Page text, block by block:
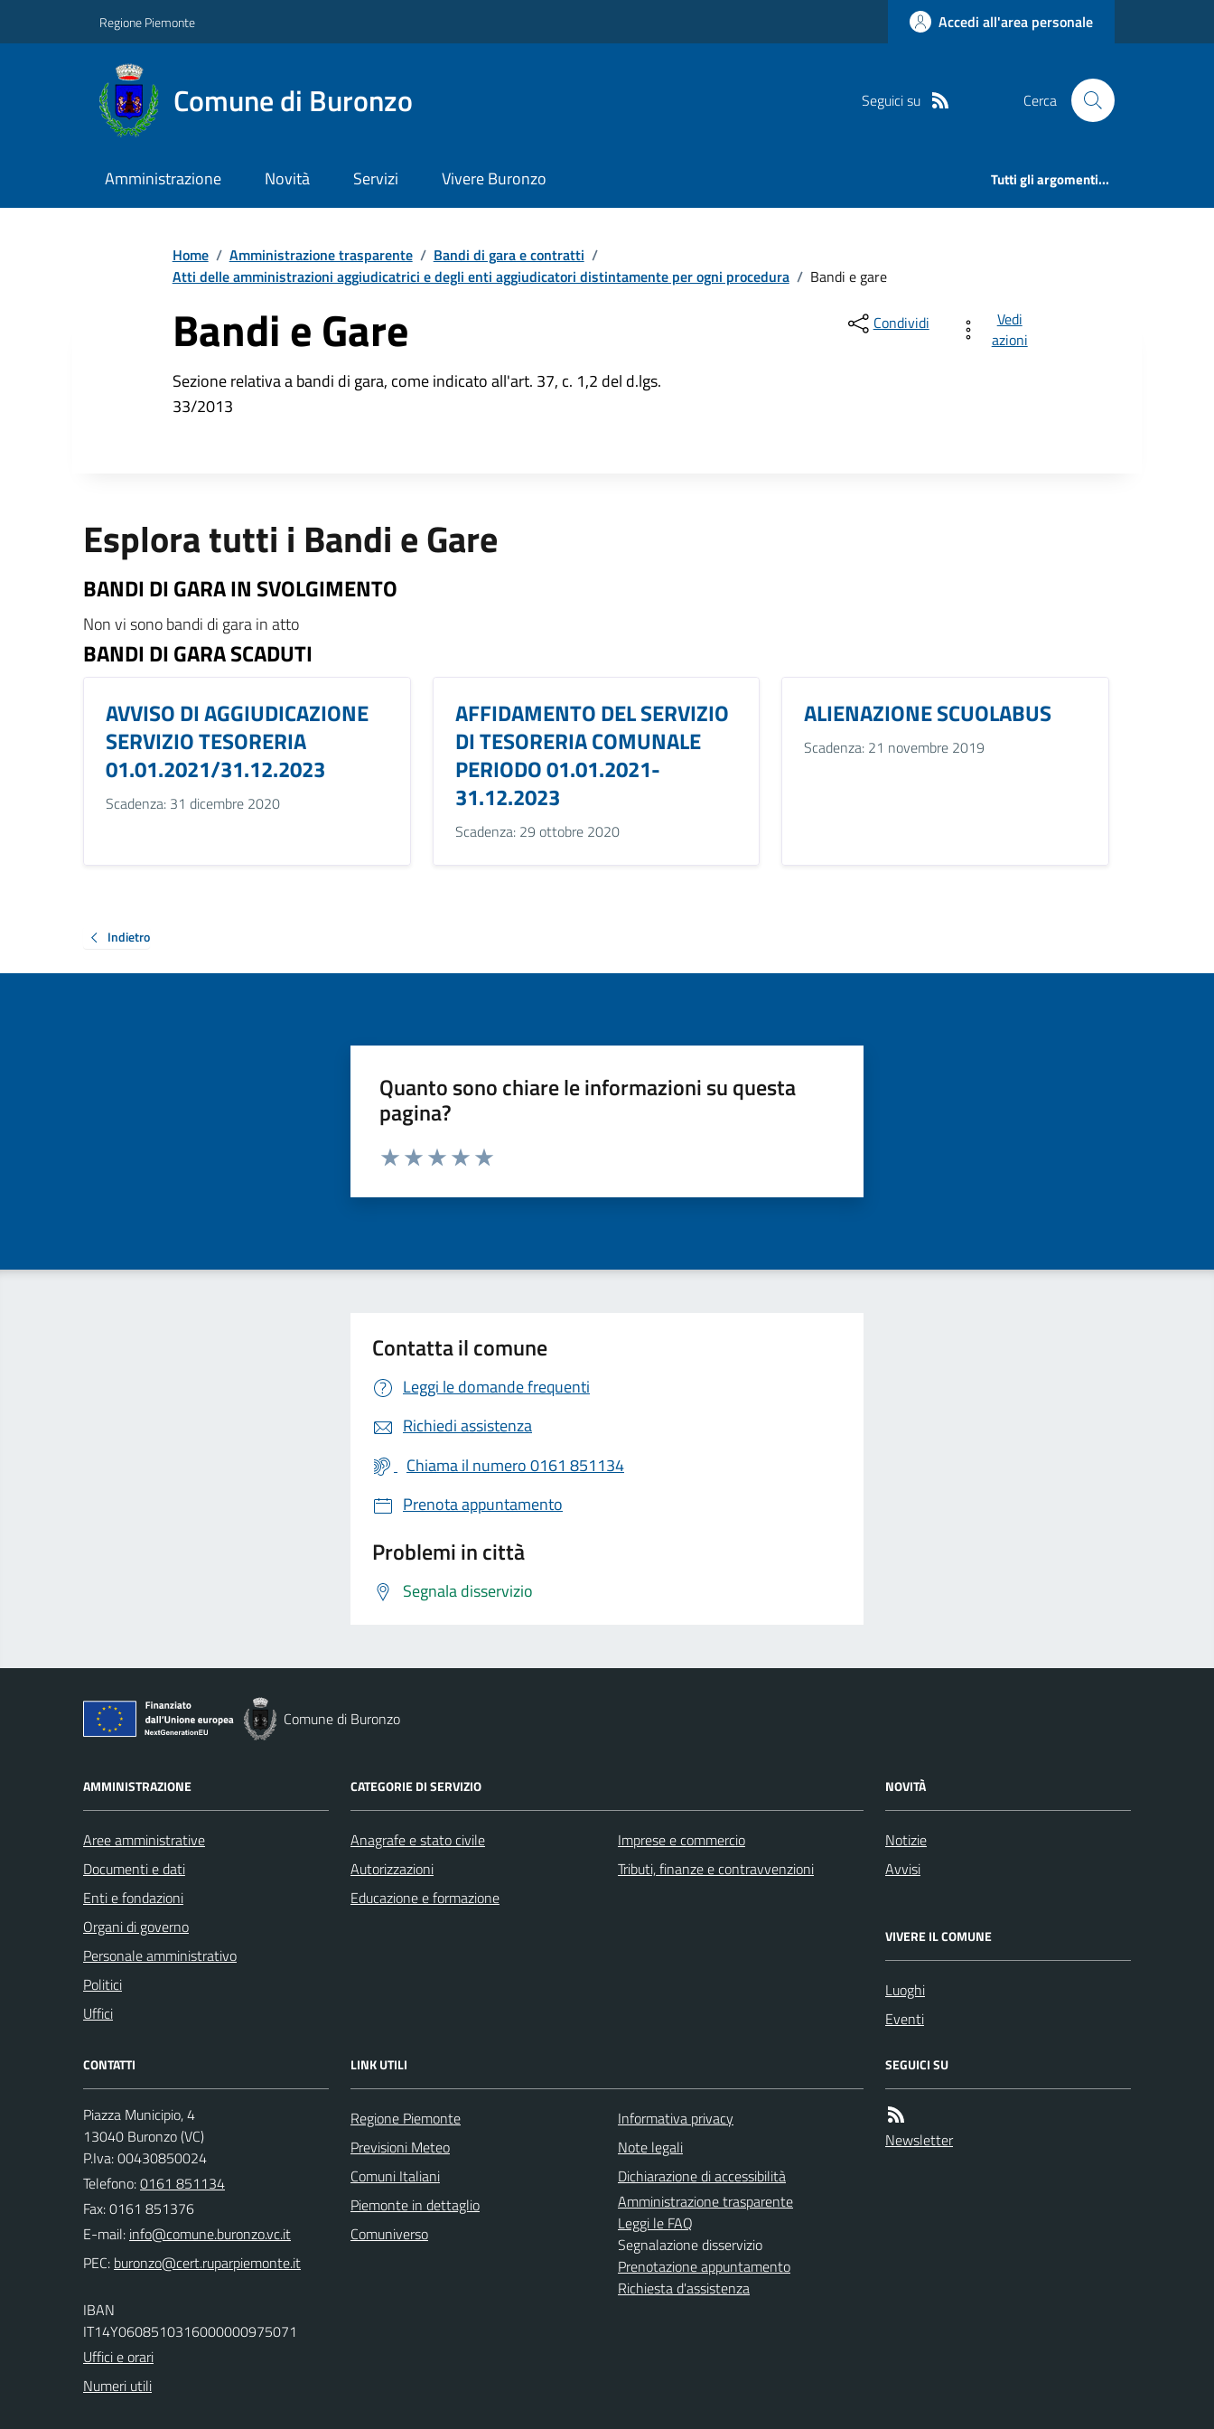
Regione Piemonte Accedi all'area personale
Comune di Buronzo Seguici su Cerca
Amministrazione Novità Servizi Vivere Buronzo Tutti gli argomenti...
Home / Amministrazione trasparente / Bandi di gara e contratti /
Atti delle amministrazioni aggiudicatrici e degli enti aggiudicatori distintamente per ogni procedura / Bandi e gare
Bandi e Gare
Sezione relativa a bandi di gara, come indicato all'art. 37, c. 1,2 del d.lgs.
33/2013
Condividi
Vedi
azioni
Esplora tutti i Bandi e Gare
BANDI DI GARA IN SVOLGIMENTO
Non vi sono bandi di gara in atto
BANDI DI GARA SCADUTI
AVVISO DI AGGIUDICAZIONE
SERVIZIO TESORERIA
01.01.2021/31.12.2023
Scadenza: 31 dicembre 2020
AFFIDAMENTO DEL SERVIZIO
DI TESORERIA COMUNALE
PERIODO 01.01.2021-
31.12.2023
Scadenza: 29 ottobre 2020
ALIENAZIONE SCUOLABUS
Scadenza: 21 novembre 2019
Indietro
Quanto sono chiare le informazioni su questa
pagina?
Valuta da 1 a 5 stelle la pagina
Contatta il comune
Leggi le domande frequenti
Richiedi assistenza
Chiama il numero 0161 851134
Prenota appuntamento
Problemi in città
Segnala disservizio
Comune di Buronzo
AMMINISTRAZIONE
Aree amministrative
Documenti e dati
Enti e fondazioni
Organi di governo
Personale amministrativo
Politici
Uffici
CATEGORIE DI SERVIZIO
Anagrafe e stato civile
Autorizzazioni
Educazione e formazione
Imprese e commercio
Tributi, finanze e contravvenzioni
NOVITÀ
Notizie
Avvisi
VIVERE IL COMUNE
Luoghi
Eventi
CONTATTI
Piazza Municipio, 4
13040 Buronzo (VC)
P.Iva: 00430850024
Telefono:0161 851134
Fax: 0161 851376
E-mail:
PEC:
IBAN
IT14Y0608510316000000975071
Uffici e orari
Numeri utili
LINK UTILI
Regione Piemonte
Previsioni Meteo
Comuni Italiani
Piemonte in dettaglio
Comuniverso
Informativa privacy
Note legali
Dichiarazione di accessibilità
Amministrazione trasparente
Leggi le FAQ
Segnalazione disservizio
Prenotazione appuntamento
Richiesta d'assistenza
SEGUICI SU
Newsletter